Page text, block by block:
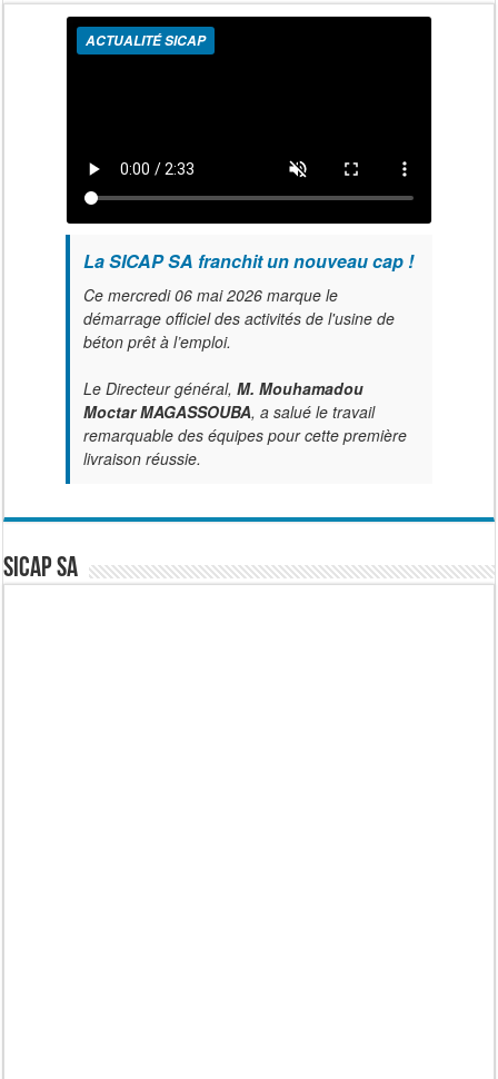
ACTUALITÉ SICAP
La SICAP SA franchit un nouveau cap !
Ce mercredi 06 mai 2026 marque le
démarrage officiel des activités de l'usine de
béton prêt à l’emploi.
Le Directeur général, M. Mouhamadou
Moctar MAGASSOUBA, a salué le travail
remarquable des équipes pour cette première
livraison réussie.
SICAP SA